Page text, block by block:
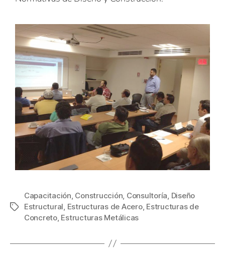
Capacitación, Construcción, Consultoría, Diseño
Estructural, Estructuras de Acero, Estructuras de
Concreto, Estructuras Metálicas